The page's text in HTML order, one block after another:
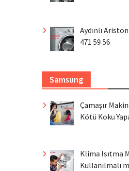
Aydınlı
471 59 56
Samsung
Çamaşır
Kötü Koku
Klima Isıtma
Kullanılmalı